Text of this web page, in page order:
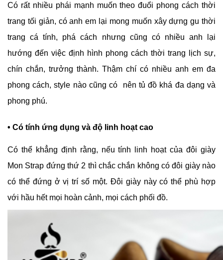
Có rất nhiều phái mạnh muốn theo đuổi phong cách thời
trang tối giản, có anh em lại mong muốn xây dựng gu thời
trang cá tính, phá cách nhưng cũng có nhiều anh lại
hướng đến việc định hình phong cách thời trang lịch sự,
chín chắn, trưởng thành. Thậm chí có nhiều anh em đa
phong cách, style nào cũng có nên tủ đồ khá đa dạng và
phong phú.
• Có tính ứng dụng và độ linh hoạt cao
Có thể khẳng định rằng, nếu tính linh hoạt của đôi giày
Mon Strap đứng thứ 2 thì chắc chắn không có đôi giày nào
có thể đứng ở vị trí số một. Đôi giày này có thể phù hợp
với hầu hết mọi hoàn cảnh, mọi cách phối đồ.